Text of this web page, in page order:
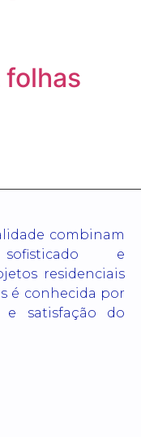
folhas
combinam
e
residenciais
é conhecida por
e satisfação do